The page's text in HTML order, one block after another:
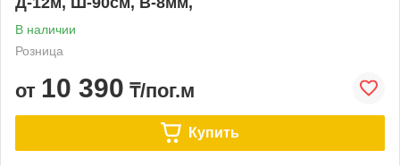
В наличии
Розница
от 10 390 ₸/пог.м
Купить